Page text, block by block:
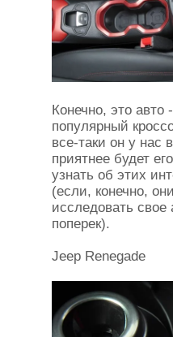
Конечно, это
популярный
все-таки он у нас
приятнее будет
узнать об этих
(если, конечно,
исследовать свое
поперек).
Jeep Renegade